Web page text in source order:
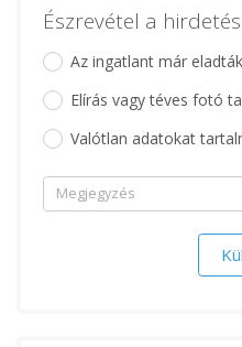
Észrevétel a
Az ingatlant már
Elírás vagy téves fotó
Valótlan adatokat